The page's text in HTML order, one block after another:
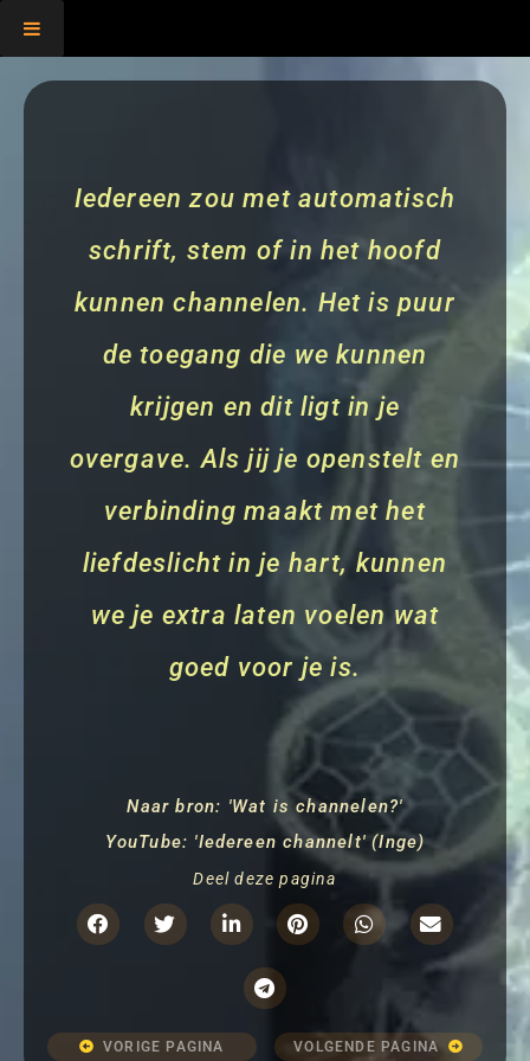
Iedereen zou met automatisch
schrift, stem of in het hoofd
kunnen channelen. Het is puur
de toegang die we kunnen
krijgen en dit ligt in je
overgave. Als jij je openstelt en
verbinding maakt met het
liefdeslicht in je hart, kunnen
we je extra laten voelen wat
goed voor je is.
Naar bron: 'Wat is channelen?'
YouTube: 'Iedereen channelt' (Inge)
Deel deze pagina
VORIGE PAGINA VOLGENDE PAGINA